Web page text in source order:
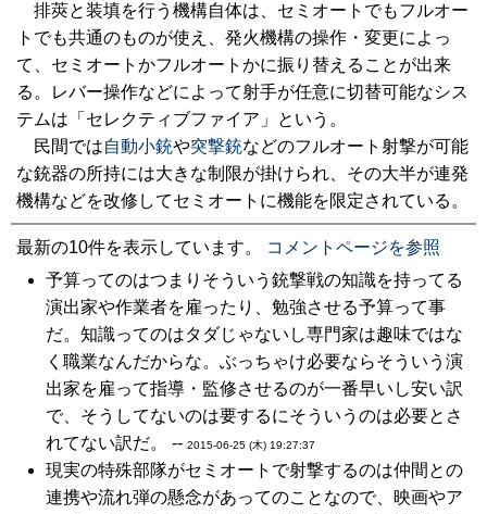
排莢と装填を行う機構自体は、セミオートでもフルオー
トでも共通のものが使え、発火機構の操作・変更によっ
て、セミオートかフルオートかに振り替えることが出来
る。レバー操作などによって射手が任意に切替可能なシス
テムは「セレクティブファイア」という。
民間では自動小銃や突撃銃などのフルオート射撃が可能
な銃器の所持には大きな制限が掛けられ、その大半が連発
機構などを改修してセミオートに機能を限定されている。
最新の10件を表示しています。
コメントページを参照
予算ってのはつまりそういう銃撃戦の知識を持ってる
演出家や作業者を雇ったり、勉強させる予算って事
だ。知識ってのはタダじゃないし専門家は趣味ではな
く職業なんだからな。ぶっちゃけ必要ならそういう演
出家を雇って指導・監修させるのが一番早いし安い訳
で、そうしてないのは要するにそういうのは必要とさ
れてない訳だ。 -- 2015-06-25 (木) 19:27:37
現実の特殊部隊がセミオートで射撃するのは仲間との
連携や流れ弾の懸念があってのことなので、映画やア